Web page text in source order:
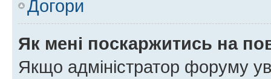
Догори
Як мені поскаржитись на
Якщо адміністратор форуму